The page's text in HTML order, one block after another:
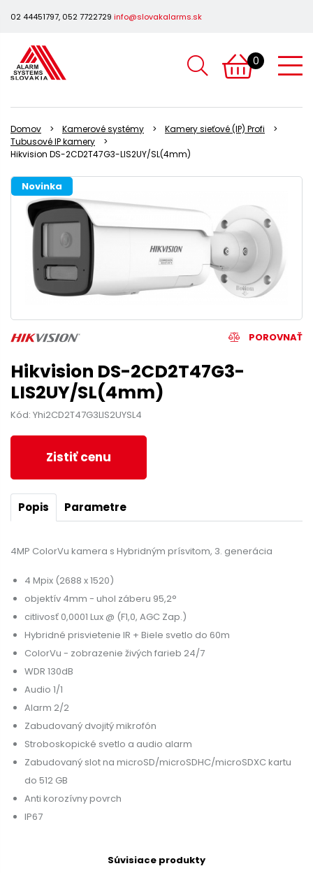
02 44451797, 052 7722729 info@slovakalarms.sk
0
Domov Kamerové systémy
Kamery sieťové (IP) Profi
Tubusové IP kamery
Hikvision DS-2CD2T47G3-LIS2UY/SL(4mm)
Novinka
POROVNAŤ
Hikvision DS-2CD2T47G3-
LIS2UY/SL(4mm)
Kód: Yhi2CD2T47G3LIS2UYSL4
Zistiť cenu
Popis Parametre
4MP ColorVu kamera s Hybridným prísvitom, 3. generácia
4 Mpix (2688 x 1520)
objektív 4mm - uhol záberu 95,2°
citlivosť 0,0001 Lux @ (F1,0, AGC Zap.)
Hybridné prisvietenie IR + Biele svetlo do 60m
ColorVu - zobrazenie živých farieb 24/7
WDR 130dB
Audio 1/1
Alarm 2/2
Zabudovaný dvojitý mikrofón
Stroboskopické svetlo a audio alarm
Zabudovaný slot na microSD/microSDHC/microSDXC kartu
do 512 GB
Anti korozívny povrch
IP67
Súvisiace produkty